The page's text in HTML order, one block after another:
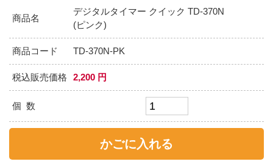
商品名
デジタルタイマー クイック TD-370N
(ピンク)
商品コード TD-370N-PK
税込販売価格 2,200 円
個 数